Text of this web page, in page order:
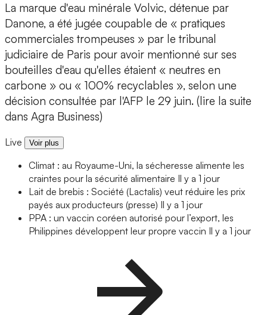
La marque d'eau minérale Volvic, détenue par
Danone, a été jugée coupable de « pratiques
commerciales trompeuses » par le tribunal
judiciaire de Paris pour avoir mentionné sur ses
bouteilles d'eau qu'elles étaient « neutres en
carbone » ou « 100% recyclables », selon une
décision consultée par l'AFP le 29 juin. (lire la suite
dans Agra Business)
Live Voir plus
Climat : au Royaume-Uni, la sécheresse alimente les
craintes pour la sécurité alimentaire Il y a 1 jour
Lait de brebis : Société (Lactalis) veut réduire les prix
payés aux producteurs (presse) Il y a 1 jour
PPA : un vaccin coréen autorisé pour l’export, les
Philippines développent leur propre vaccin Il y a 1 jour